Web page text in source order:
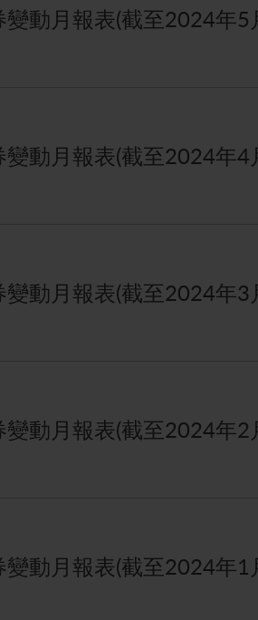
變動月報表(截至2024年5
變動月報表(截至2024年4
變動月報表(截至2024年3
變動月報表(截至2024年2
變動月報表(截至2024年1